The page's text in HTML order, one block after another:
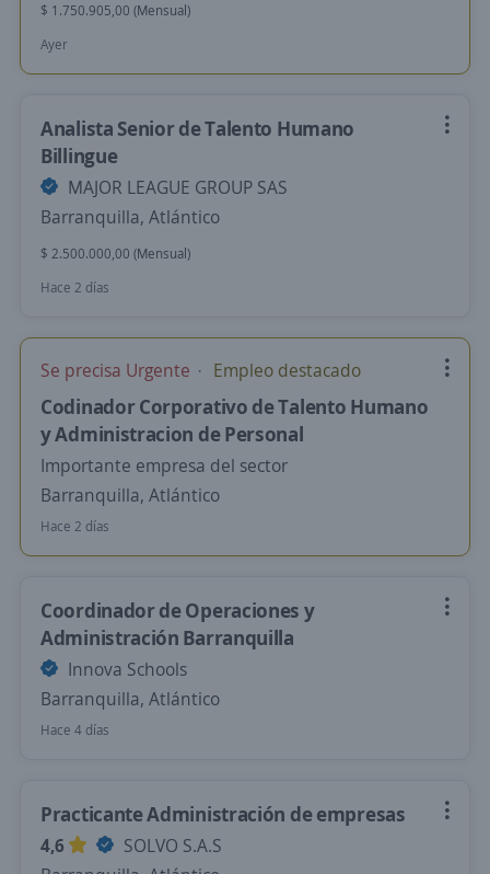
$ 1.750.905,00 (Mensual)
Ayer
Analista Senior de Talento Humano
Billingue
MAJOR LEAGUE GROUP SAS
Barranquilla, Atlántico
$ 2.500.000,00 (Mensual)
Hace 2 días
Se precisa Urgente Empleo destacado
Codinador Corporativo de Talento Humano
y Administracion de Personal
Importante empresa del sector
Barranquilla, Atlántico
Hace 2 días
Coordinador de Operaciones y
Administración Barranquilla
Innova Schools
Barranquilla, Atlántico
Hace 4 días
Practicante Administración de empresas
4,6
SOLVO S.A.S